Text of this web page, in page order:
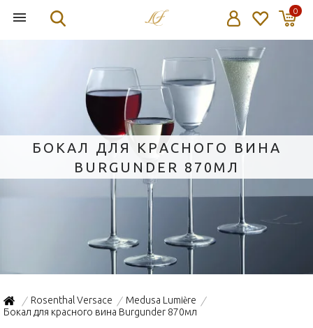
0
БОКАЛ ДЛЯ КРАСНОГО ВИНА
BURGUNDER 870МЛ
/ Rosenthal Versace / Medusa Lumière /
Бокал для красного вина Burgunder 870мл